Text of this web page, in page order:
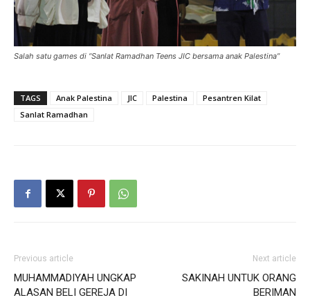
Salah satu games di “Sanlat Ramadhan Teens JIC bersama anak Palestina”
TAGS Anak Palestina JIC Palestina
Pesantren Kilat
Sanlat Ramadhan
Previous article
MUHAMMADIYAH UNGKAP
ALASAN BELI GEREJA DI
Next article
SAKINAH UNTUK ORANG
BERIMAN